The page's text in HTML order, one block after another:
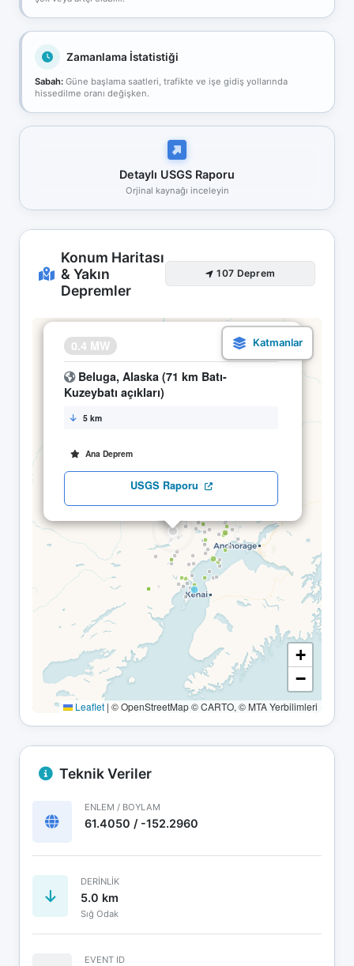
Zamanlama İstatistiği
Sabah: Güne başlama saatleri, trafikte ve işe gidiş yollarında
hissedilme oranı değişken.
Detaylı USGS Raporu
Orjinal kaynağı inceleyin
Konum Haritası
& Yakın
Depremler
107 Deprem
0.4 MW 18.04 10:22
Beluga, Alaska (71 km Batı-
Kuzeybatı açıkları)
5 km
Ana Deprem
USGS Raporu
×
+
−
Leaflet | © OpenStreetMap © CARTO, © MTA Yerbilimleri
Teknik Veriler
ENLEM / BOYLAM
61.4050 / -152.2960
DERINLIK
5.0 km
Sığ Odak
EVENT ID